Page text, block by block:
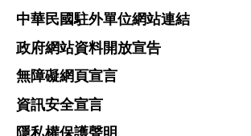
中華民國駐外單位網站連結
政府網站資料開放宣告
無障礙網頁宣言
資訊安全宣言
隱私權保護聲明